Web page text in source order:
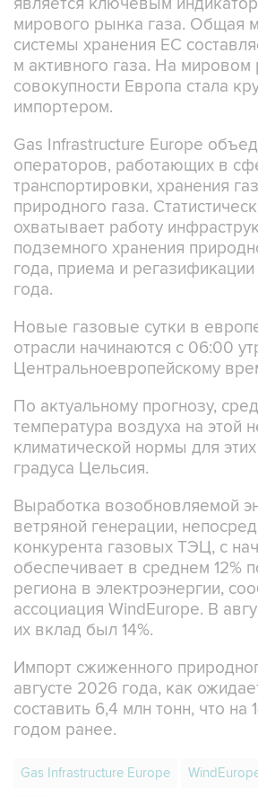
является ключевым
мирового рынка газа. Общая
системы хранения ЕС
м активного газа. На
совокупности Европа стала
импортером.
Gas Infrastructure Europe
операторов, работающих в
транспортировки, хранения
природного газа.
охватывает работу
подземного хранения
года, приема и
года.
Новые газовые сутки в
отрасли начинаются c 06:00
Центральноевропейскому
По актуальному прогнозу,
температура воздуха на этой
климатической нормы для
градуса Цельсия.
Выработка возобновляемой
ветряной генерации,
конкурента газовых ТЭЦ, с
обеспечивает в среднем 12%
региона в электроэнергии,
ассоциация WindEurope. В
их вклад был 14%.
Импорт сжиженного
августе 2026 года, как
составить 6,4 млн тонн, что на
годом ранее.
Gas Infrastructure Europe